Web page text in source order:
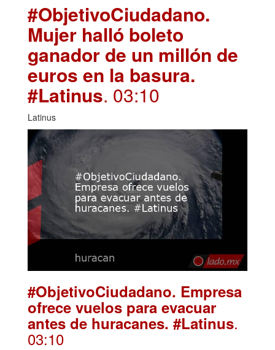
#ObjetivoCiudadano.
Mujer halló boleto
ganador de un millón de
euros en la basura.
#Latinus. 03:10
Latinus
#ObjetivoCiudadano. Empresa
ofrece vuelos para evacuar
antes de huracanes. #Latinus.
03:10